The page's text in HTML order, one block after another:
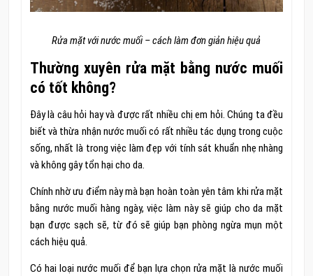
Rửa mặt với nước muối – cách làm đơn giản hiệu quả
Thường xuyên rửa mặt bằng nước muối
có tốt không?
Đây là câu hỏi hay và được rất nhiều chị em hỏi. Chúng ta đều
biết và thừa nhận nước muối có rất nhiều tác dụng trong cuộc
sống, nhất là trong việc làm đẹp với tính sát khuẩn nhẹ nhàng
và không gây tổn hại cho da.
Chính nhờ ưu điểm này mà bạn hoàn toàn yên tâm khi rửa mặt
bằng nước muối hàng ngày, việc làm này sẽ giúp cho da mặt
bạn được sạch sẽ, từ đó sẽ giúp bạn phòng ngừa mụn một
cách hiệu quả.
Có hai loại nước muối để bạn lựa chọn rửa mặt là nước muối